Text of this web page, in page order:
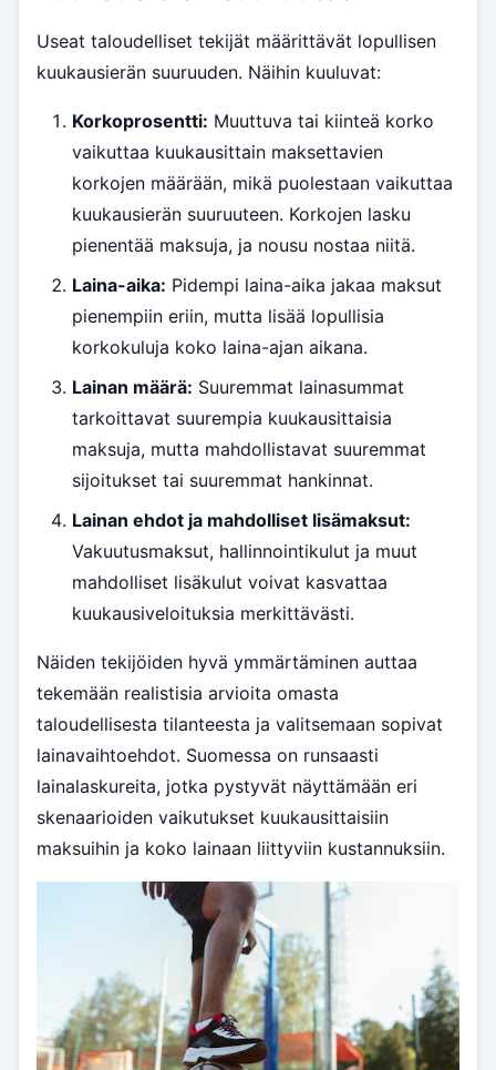
Useat taloudelliset tekijät määrittävät lopullisen
kuukausierän suuruuden. Näihin kuuluvat:
Korkoprosentti: Muuttuva tai kiinteä korko
vaikuttaa kuukausittain maksettavien
korkojen määrään, mikä puolestaan vaikuttaa
kuukausierän suuruuteen. Korkojen lasku
pienentää maksuja, ja nousu nostaa niitä.
Laina-aika: Pidempi laina-aika jakaa maksut
pienempiin eriin, mutta lisää lopullisia
korkokuluja koko laina-ajan aikana.
Lainan määrä: Suuremmat lainasummat
tarkoittavat suurempia kuukausittaisia
maksuja, mutta mahdollistavat suuremmat
sijoitukset tai suuremmat hankinnat.
Lainan ehdot ja mahdolliset lisämaksut:
Vakuutusmaksut, hallinnointikulut ja muut
mahdolliset lisäkulut voivat kasvattaa
kuukausiveloituksia merkittävästi.
Näiden tekijöiden hyvä ymmärtäminen auttaa
tekemään realistisia arvioita omasta
taloudellisesta tilanteesta ja valitsemaan sopivat
lainavaihtoehdot. Suomessa on runsaasti
lainalaskureita, jotka pystyvät näyttämään eri
skenaarioiden vaikutukset kuukausittaisiin
maksuihin ja koko lainaan liittyviin kustannuksiin.